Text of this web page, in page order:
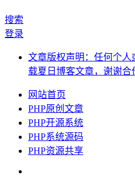
搜索
登录
文章版权声明：任何个
载夏日博客文章，谢谢合
网站首页
PHP原创文章
PHP开源系统
PHP系统源码
PHP资源共享